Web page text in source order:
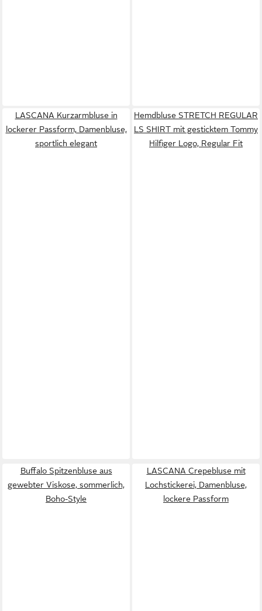
LASCANA Kurzarmbluse in
lockerer Passform, Damenbluse,
sportlich elegant
Hemdbluse STRETCH REGULAR
LS SHIRT mit gesticktem Tommy
Hilfiger Logo, Regular Fit
Buffalo Spitzenbluse aus
gewebter Viskose, sommerlich,
Boho-Style
LASCANA Crepebluse mit
Lochstickerei, Damenbluse,
lockere Passform